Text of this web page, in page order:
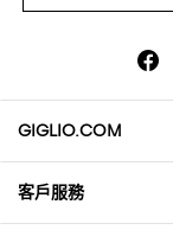
GIGLIO.COM
About
客戶服務